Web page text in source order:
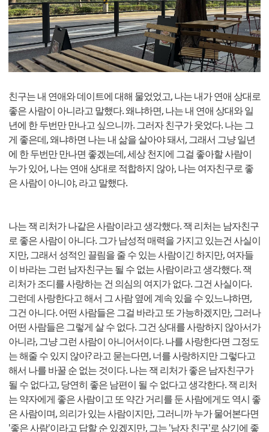
친구는 내 연애와 데이트에 대해 물었었고, 나는 내가 연애 상대로
좋은 사람이 아니라고 말했다. 왜냐하면, 나는 내 연애 상대와 일
년에 한 두번만 만나고 싶으니까. 그러자 친구가 웃었다. 나는 그
게 좋은데, 왜냐하면 나는 내 삶을 살아야 돼서, 그래서 그냥 일년
에 한 두번만 만나면 좋겠는데, 세상 천지에 그걸 좋아할 사람이
누가 있어, 나는 연애 상대로 적합하지 않아, 나는 여자친구로 좋
은 사람이 아니야, 라고 말했다.
나는 잭 리처가 나같은 사람이라고 생각했다. 잭 리처는 남자친구
로 좋은 사람이 아니다. 그가 남성적 매력을 가지고 있는건 사실이
지만, 그래서 성적인 끌림을 줄 수 있는 사람이긴 하지만, 여자들
이 바라는 그런 남자친구는 될 수 없는 사람이라고 생각했다. 잭
리처가 조디를 사랑하는 건 의심의 여지가 없다. 그건 사실이다.
그런데 사랑한다고 해서 그 사람 옆에 계속 있을 수 있느냐하면,
그건 아니다. 어떤 사람들은 그걸 바라고 또 가능하겠지만, 그러나
어떤 사람들은 그렇게 살 수 없다. 그건 상대를 사랑하지 않아서가
아니라, 그냥 그런 사람이 아니어서이다. 나를 사랑한다면 그정도
는 해줄 수 있지 않아? 라고 묻는다면, 너를 사랑하지만 그렇다고
해서 나를 바꿀 순 없는 것이다. 나는 잭 리처가 좋은 남자친구가
될 수 없다고, 당연히 좋은 남편이 될 수 없다고 생각한다. 잭 리처
는 약자에게 좋은 사람이고 또 약간 거리를 둔 사람에게도 역시 좋
은 사람이며, 의리가 있는 사람이지만, 그러니까 누가 물어본다면
'좋은 사람'이라고 답할 순 있겠지만, 그는 '남자 친구'로 삼기에 좋